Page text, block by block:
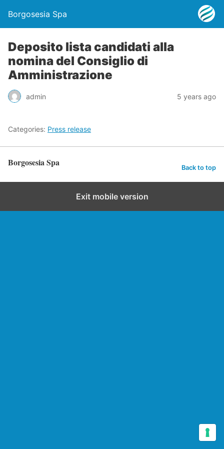
Borgosesia Spa
Deposito lista candidati alla
nomina del Consiglio di
Amministrazione
admin 5 years ago
Categories: Press release
Borgosesia Spa Back to top
Exit mobile version